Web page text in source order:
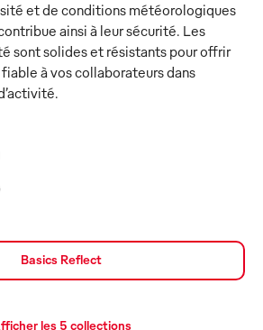
et de conditions météorologiques
ainsi à leur sécurité. Les
sont solides et résistants pour offrir
à vos collaborateurs dans
Basics Reflect
les 5 collections